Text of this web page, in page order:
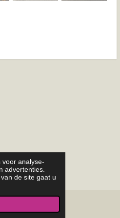
voor analyse-
advertenties.
de site gaat u